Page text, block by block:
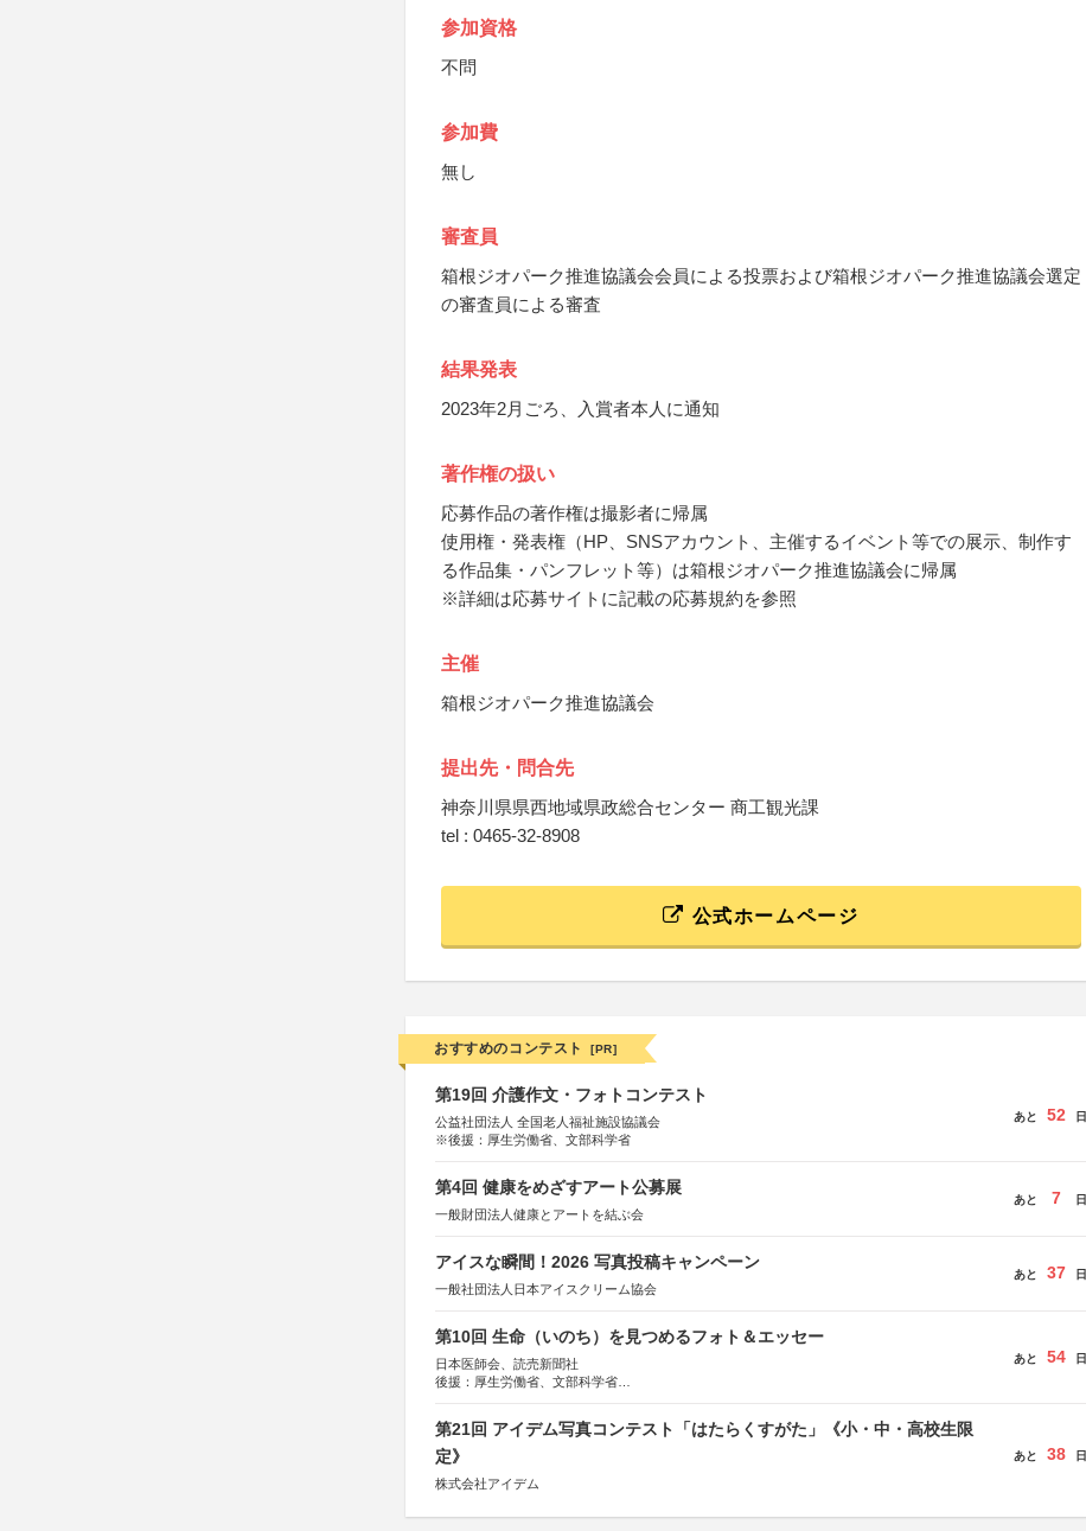
参加資格
不問
参加費
無し
審査員
箱根ジオパーク推進協議会会員による投票および箱根ジオパーク推進協議会選定
の審査員による審査
結果発表
2023年2月ごろ、入賞者本人に通知
著作権の扱い
応募作品の著作権は撮影者に帰属
使用権・発表権（HP、SNSアカウント、主催するイベント等での展示、制作す
る作品集・パンフレット等）は箱根ジオパーク推進協議会に帰属
※詳細は応募サイトに記載の応募規約を参照
主催
箱根ジオパーク推進協議会
提出先・問合先
神奈川県県西地域県政総合センター 商工観光課
tel : 0465-32-8908
公式ホームページ
おすすめのコンテスト [PR]
第19回 介護作文・フォトコンテスト
公益社団法人 全国老人福祉施設協議会
※後援：厚生労働省、文部科学省
あと 52 日
第4回 健康をめざすアート公募展
一般財団法人健康とアートを結ぶ会
あと 7 日
アイスな瞬間！2026 写真投稿キャンペーン
一般社団法人日本アイスクリーム協会
あと 37 日
第10回 生命（いのち）を見つめるフォト＆エッセー
日本医師会、読売新聞社
後援：厚生労働省、文部科学省
あと 54 日
第21回 アイデム写真コンテスト「はたらくすがた」《小・中・高校生限
定》
株式会社アイデム
あと 38 日